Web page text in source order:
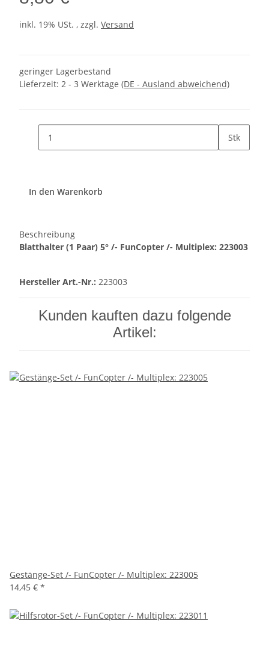
inkl. 19% USt. , zzgl. Versand
geringer Lagerbestand
Lieferzeit: 2 - 3 Werktage (DE - Ausland abweichend)
Stk
In den Warenkorb
Beschreibung
Blatthalter (1 Paar) 5° /- FunCopter /- Multiplex: 223003
Hersteller Art.-Nr.: 223003
Kunden kauften dazu folgende
Artikel:
Gestänge-Set /- FunCopter /- Multiplex: 223005
14,45 € *